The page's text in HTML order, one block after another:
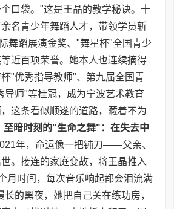
口袋。"这是王晶的教学秘诀。十
名青少年舞蹈人才，带领学员斩
舞蹈展演金奖、"舞星杯"全国青少
近百项荣誉。她本人也连续摘得
"优秀指导教师"、第九届全国青
导师"等桂冠，成为宁波艺术教育
这条看似顺遂的道路，藏着不为
至暗时刻的"生命之舞" ：在失去中
年，命运像一把钝刀——父亲、
。接连的家庭变故，将王晶推入
月时间，每次音乐响起都会泪流满
的黑夜，她把自己关在练功房，